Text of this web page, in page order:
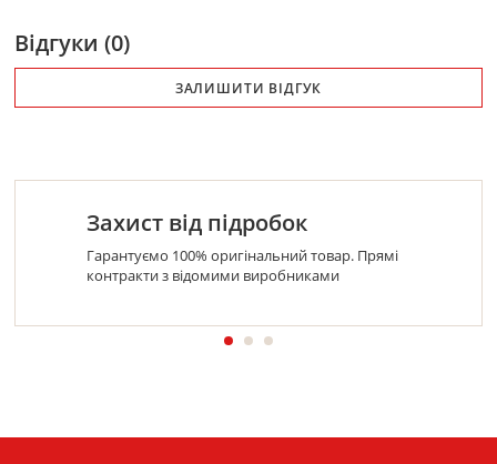
Відгуки (0)
ЗАЛИШИТИ ВІДГУК
Захист від підробок
Гарантуємо 100% оригінальний товар. Прямі
контракти з відомими виробниками